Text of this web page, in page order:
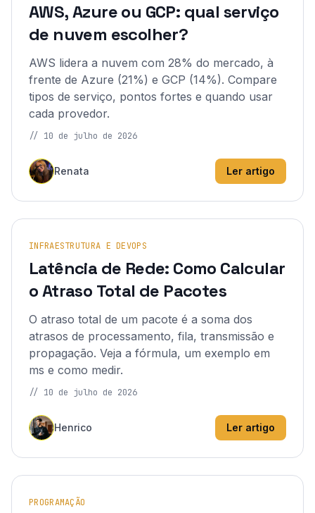
AWS, Azure ou GCP: qual serviço
de nuvem escolher?
AWS lidera a nuvem com 28% do mercado, à
frente de Azure (21%) e GCP (14%). Compare
tipos de serviço, pontos fortes e quando usar
cada provedor.
// 10 de julho de 2026
Renata Ler artigo
INFRAESTRUTURA E DEVOPS
Latência de Rede: Como Calcular
o Atraso Total de Pacotes
O atraso total de um pacote é a soma dos
atrasos de processamento, fila, transmissão e
propagação. Veja a fórmula, um exemplo em
ms e como medir.
// 10 de julho de 2026
Henrico Ler artigo
PROGRAMAÇÃO